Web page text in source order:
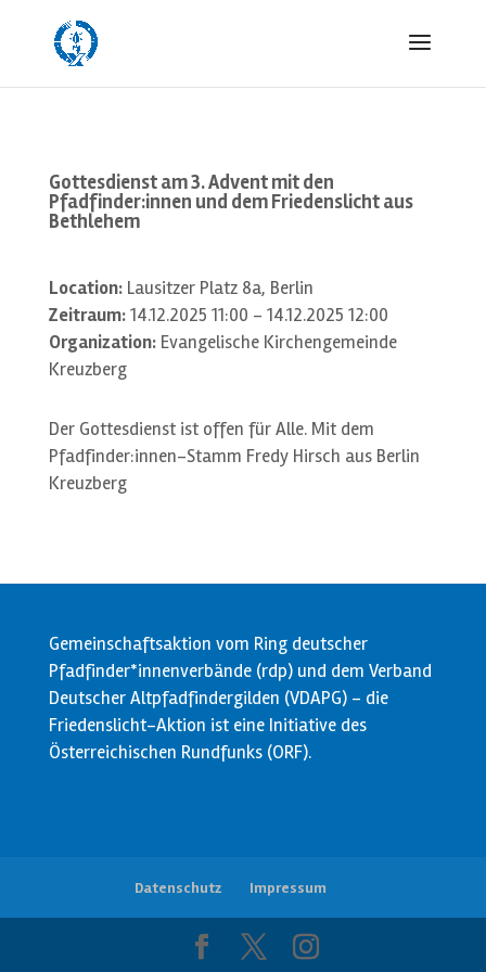
Gottesdienst am 3. Advent mit den
Pfadfinder:innen und dem Friedenslicht aus
Bethlehem
Location:Lausitzer Platz 8a, Berlin
Zeitraum:14.12.2025 11:00 - 14.12.2025 12:00
Organization:Evangelische Kirchengemeinde
Kreuzberg
Der Gottesdienst ist offen für Alle. Mit dem
Pfadfinder:innen-Stamm Fredy Hirsch aus Berlin
Kreuzberg
Gemeinschaftsaktion vom Ring deutscher
Pfadfinder*innenverbände (rdp) und dem Verband
Deutscher Altpfadfindergilden (VDAPG) - die
Friedenslicht-Aktion ist eine Initiative des
Österreichischen Rundfunks (ORF).
Datenschutz Impressum